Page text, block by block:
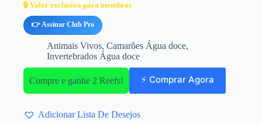
🔒 Valor exclusivo para membros
👉 Assinar Club Pro
Animais Vivos, Camarões Água doce,
Invertebrados Água doce
Compre e ganhe 2 Reefs! ⚡ Comprar Agora
Adicionar Lista De Desejos